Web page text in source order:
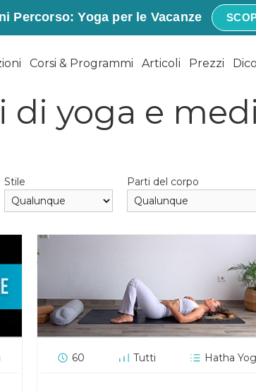
Percorso: Yoga per le Vacanze
Corsi & Programmi Articoli Prezzi
di yoga e
Stile Parti del corpo
60 Tutti Hatha